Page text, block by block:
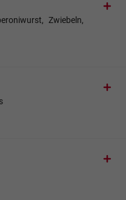
Zwiebeln,